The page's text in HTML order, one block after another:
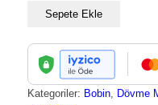
machine
adet
Sepete Ekle
Kategoriler: Bobin, Dövme